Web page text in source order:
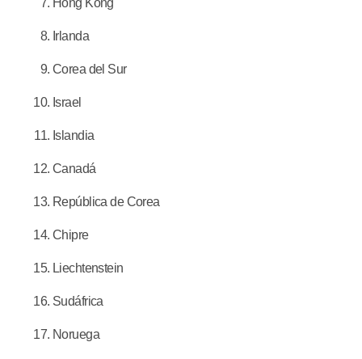
Irlanda
Corea del Sur
Israel
Islandia
Canadá
República de Corea
Chipre
Liechtenstein
Sudáfrica
Noruega